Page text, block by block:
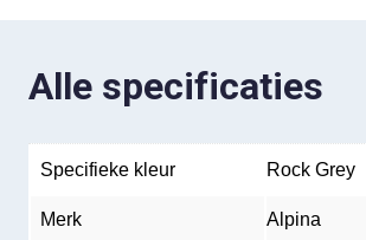
Alle specificaties
Specifieke kleur Rock Grey
Merk Alpina